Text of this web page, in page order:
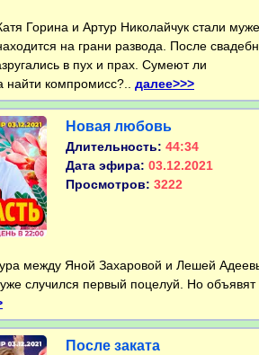
Горина и Артур Николайчук стали
на грани развода. После
в пух и прах. Сумеют ли
компромисс?.. далее>>>
Новая любовь
Длительность: 44:34
Дата эфира: 03.12.2021
Просмотров: 3222
между Яной Захаровой и Лешей
случился первый поцелуй. Но объявят
После заката